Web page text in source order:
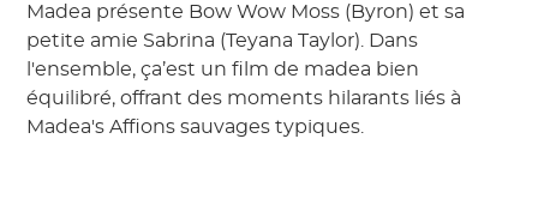
Madea présente Bow Wow Moss (Byron) et sa
petite amie Sabrina (Teyana Taylor). Dans
l'ensemble, ça’est un film de madea bien
équilibré, offrant des moments hilarants liés à
Madea's Affions sauvages typiques.